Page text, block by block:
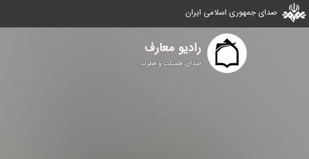
صدای جمهوری اسلامی ایران
رادیو معارف
صدای فضیلت و فطرت